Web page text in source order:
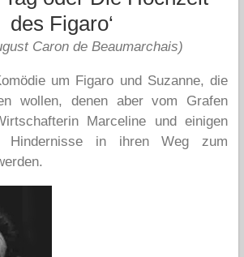
des Figaro‘
Caron de Beaumarchais)
um Figaro und Suzanne, die
wollen, denen aber vom Grafen
Marceline und einigen
Hindernisse in ihren Weg zum